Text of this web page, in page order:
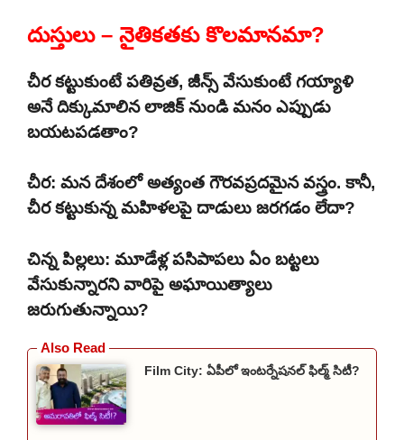
దుస్తులు – నైతికతకు కొలమానమా?
చీర కట్టుకుంటే పతివ్రత, జీన్స్ వేసుకుంటే గయ్యాళి
అనే దిక్కుమాలిన లాజిక్ నుండి మనం ఎప్పుడు
బయటపడతాం?
చీర: మన దేశంలో అత్యంత గౌరవప్రదమైన వస్త్రం. కానీ,
చీర కట్టుకున్న మహిళలపై దాడులు జరగడం లేదా?
చిన్న పిల్లలు: మూడేళ్ల పసిపాపలు ఏం బట్టలు
వేసుకున్నారని వారిపై అఘాయిత్యాలు
జరుగుతున్నాయి?
Film City: ఏపీలో ఇంటర్నేషనల్ ఫిల్మ్ సిటీ?